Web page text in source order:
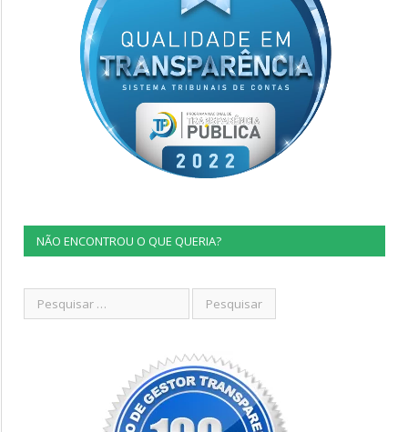
NÃO ENCONTROU O QUE QUERIA?